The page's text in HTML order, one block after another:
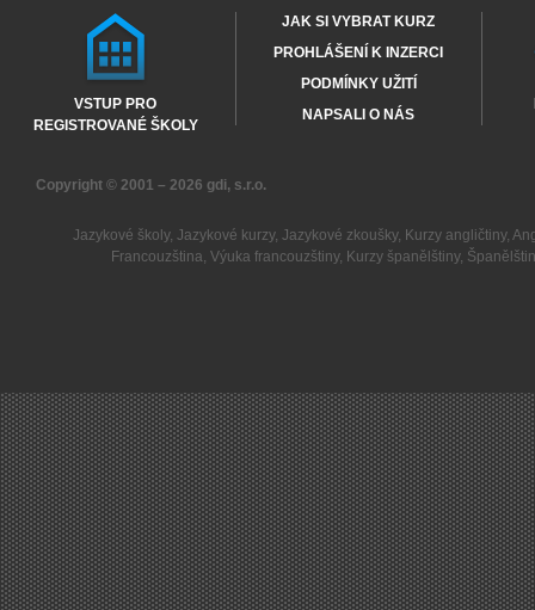
VSTUP PRO
REGISTROVANÉ ŠKOLY
JAK SI VYBRAT KURZ
PROHLÁŠENÍ K INZERCI
PODMÍNKY UŽITÍ
NAPSALI O NÁS
Copyright © 2001 – 2026 gdi, s.r.o.
Jazykové školy, Jazykové kurzy, Jazykové zkoušky, Kurzy angličtiny,
Francouzština,Výuka francouzštiny, Kurzy španělštiny,